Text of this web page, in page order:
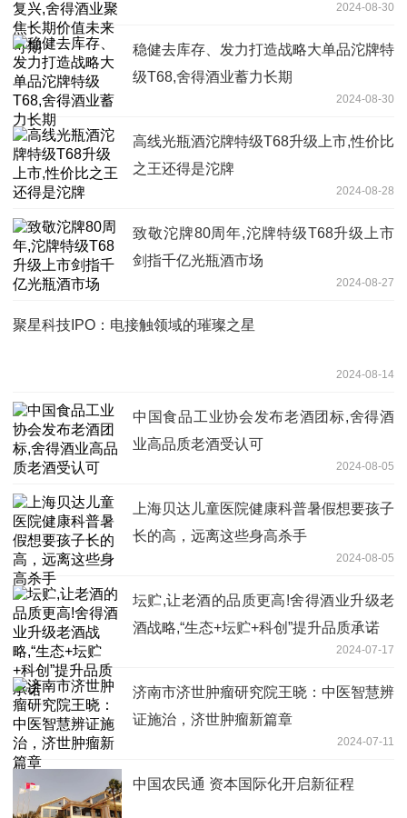
2024-08-30
稳健去库存、发力打造战略大单品沱牌特
级T68,舍得酒业蓄力长期
2024-08-30
高线光瓶酒沱牌特级T68升级上市,性价比
之王还得是沱牌
2024-08-28
致敬沱牌80周年,沱牌特级T68升级上市
剑指千亿光瓶酒市场
2024-08-27
聚星科技IPO：电接触领域的璀璨之星
2024-08-14
中国食品工业协会发布老酒团标,舍得酒
业高品质老酒受认可
2024-08-05
上海贝达儿童医院健康科普暑假想要孩子
长的高，远离这些身高杀手
2024-08-05
坛贮,让老酒的品质更高!舍得酒业升级老
酒战略,“生态+坛贮+科创”提升品质承诺
2024-07-17
济南市济世肿瘤研究院王晓：中医智慧辨
证施治，济世肿瘤新篇章
2024-07-11
中国农民通 资本国际化开启新征程